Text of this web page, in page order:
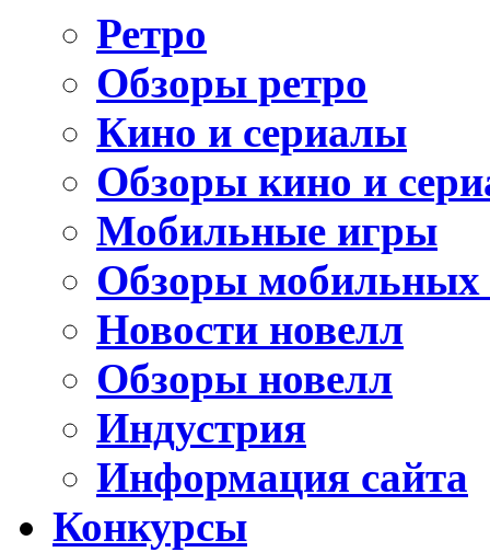
Ретро
Обзоры ретро
Кино и сериалы
Обзоры кино и
Мобильные игры
Обзоры мобильных
Новости новелл
Обзоры новелл
Индустрия
Информация сайта
Конкурсы